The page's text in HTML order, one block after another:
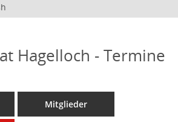
Hagelloch - Termine
Mitglieder